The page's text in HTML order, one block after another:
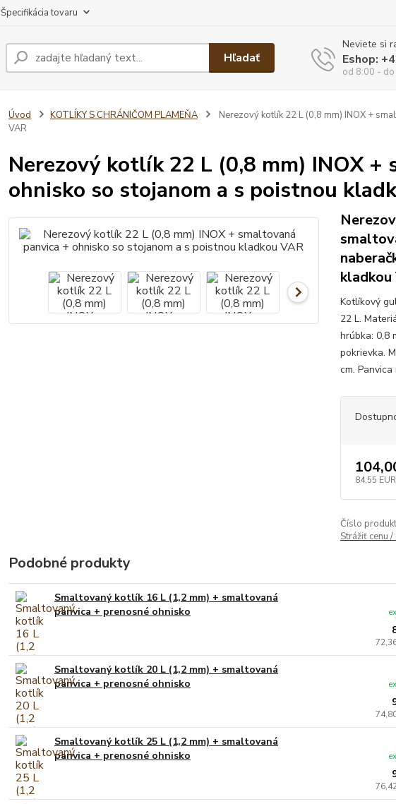
Špecifikácia tovaru
Hľadať
Neviete si
Eshop:
od 8:00 -
Úvod KOTLÍKY S CHRÁNIČOM PLAMEŇA
Nerezový kotlík 22 L (0,8 mm) INOX +
VAR
Nerezový kotlík 22 L (0,8 mm) INOX +
ohnisko so stojanom a s poistnou
kladkou
Kotlíkový
22 L.
hrúbka: 0,8
pokrievka.
cm.
84,55 EUR
Číslo
Strážiť cenu
Podobné produkty
Smaltovaný kotlík 16 L (1,2 mm) + smaltovaná
panvica + prenosné ohnisko
Smaltovaný kotlík 20 L (1,2 mm) + smaltovaná
panvica + prenosné ohnisko
Smaltovaný kotlík 25 L (1,2 mm) + smaltovaná
panvica + prenosné ohnisko